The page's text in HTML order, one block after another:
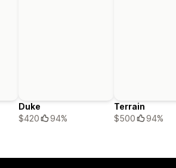
Duke
$420
94%
Terrain
$500
94%